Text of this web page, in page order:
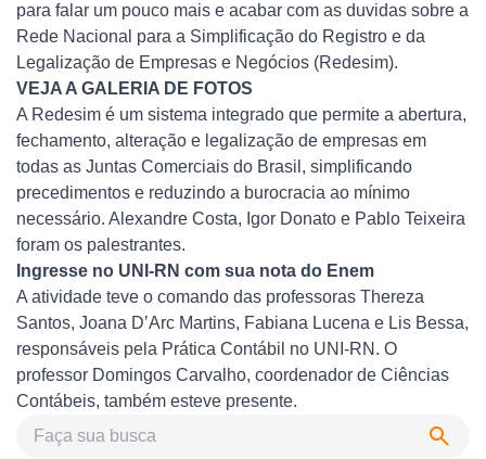
para falar um pouco mais e acabar com as duvidas sobre a
Rede Nacional para a Simplificação do Registro e da
Legalização de Empresas e Negócios (Redesim).
VEJA A GALERIA DE FOTOS
A Redesim é um sistema integrado que permite a abertura,
fechamento, alteração e legalização de empresas em
todas as Juntas Comerciais do Brasil, simplificando
precedimentos e reduzindo a burocracia ao mínimo
necessário. Alexandre Costa, Igor Donato e Pablo Teixeira
foram os palestrantes.
Ingresse no UNI-RN com sua nota do Enem
A atividade teve o comando das professoras Thereza
Santos, Joana D’Arc Martins, Fabiana Lucena e Lis Bessa,
responsáveis pela Prática Contábil no UNI-RN. O
professor Domingos Carvalho, coordenador de Ciências
Contábeis, também esteve presente.